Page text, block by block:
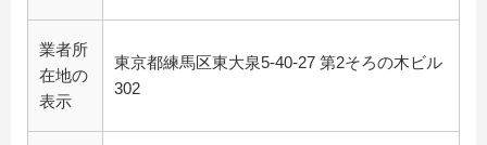
業者所
在地の
表示
東京都練馬区東大泉5-40-27 第2そろの木ビル
302